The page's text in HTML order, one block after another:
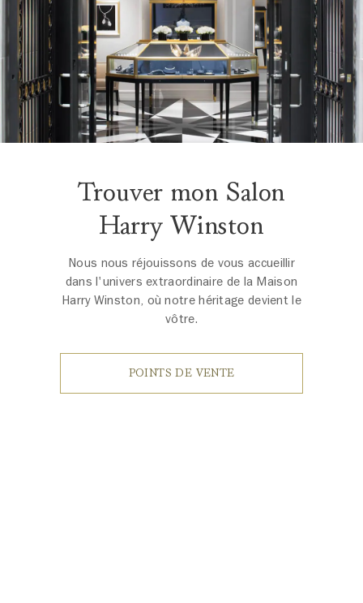
Trouver mon Salon
Harry Winston
Nous nous réjouissons de vous accueillir
dans l'univers extraordinaire de la Maison
Harry Winston, où notre héritage devient le
vôtre.
POINTS DE VENTE